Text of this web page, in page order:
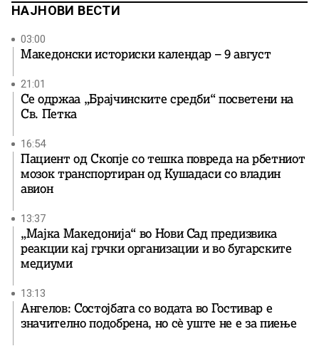
Телма телевизија, таа упати посебна благодарност […]
НАЈНОВИ ВЕСТИ
03:00
Македонски историски календар – 9 август
21:01
Се одржаа „Брајчинските средби“ посветени на
Св. Петка
16:54
Пациент од Скопје со тешка повреда на рбетниот
мозок транспортиран од Кушадаси со владин
авион
13:37
„Мајка Македонија“ во Нови Сад предизвика
реакции кај грчки организации и во бугарските
медиуми
13:13
Ангелов: Состојбата со водата во Гостивар е
значително подобрена, но сè уште не е за пиење